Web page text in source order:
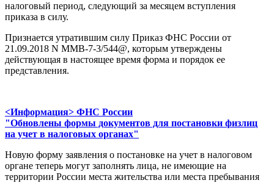
налоговый период, следующий за месяцем вступления
приказа в силу.
Признается утратившим силу Приказ ФНС России от
21.09.2018 N ММВ-7-3/544@, которым утверждены
действующая в настоящее время форма и порядок ее
представления.
<Информация> ФНС России
"Обновлены формы документов для постановки физлиц
на учет в налоговых органах"
Новую форму заявления о постановке на учет в налоговом
органе теперь могут заполнять лица, не имеющие на
территории России места жительства или места пребывания